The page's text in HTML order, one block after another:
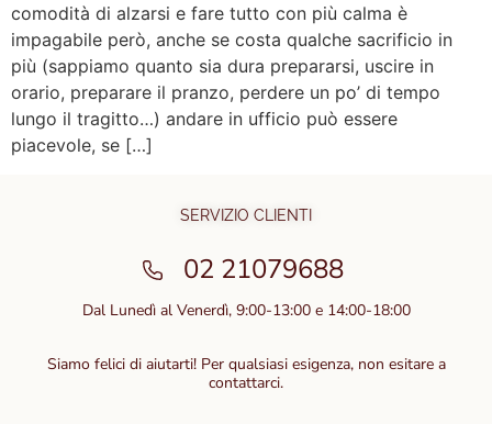
comodità di alzarsi e fare tutto con più calma è
impagabile però, anche se costa qualche sacrificio in
più (sappiamo quanto sia dura prepararsi, uscire in
orario, preparare il pranzo, perdere un po’ di tempo
lungo il tragitto…) andare in ufficio può essere
piacevole, se […]
SERVIZIO CLIENTI
02 21079688
Dal Lunedì al Venerdì, 9:00-13:00 e 14:00-18:00
Siamo felici di aiutarti! Per qualsiasi esigenza, non esitare a
contattarci.